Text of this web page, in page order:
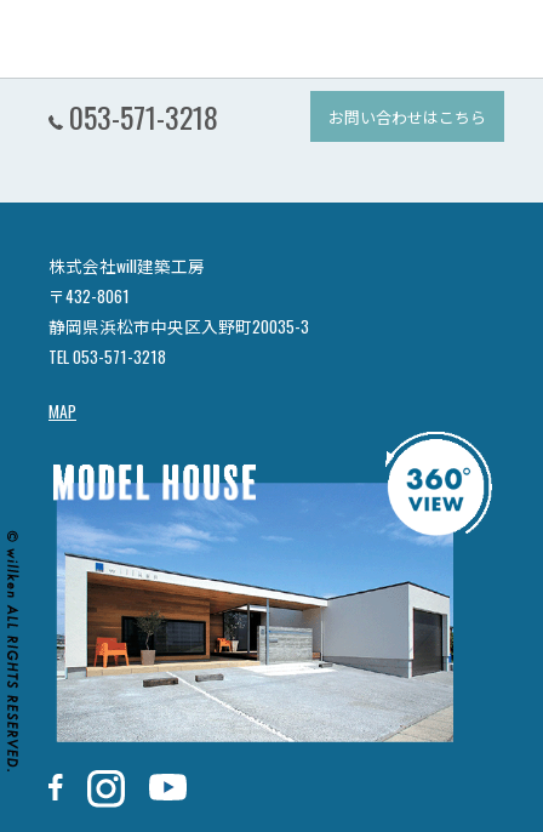
053-571-3218 お問い合わせはこちら
株式会社will建築工房
〒432-8061
静岡県浜松市中央区入野町20035-3
TEL 053-571-3218
MAP